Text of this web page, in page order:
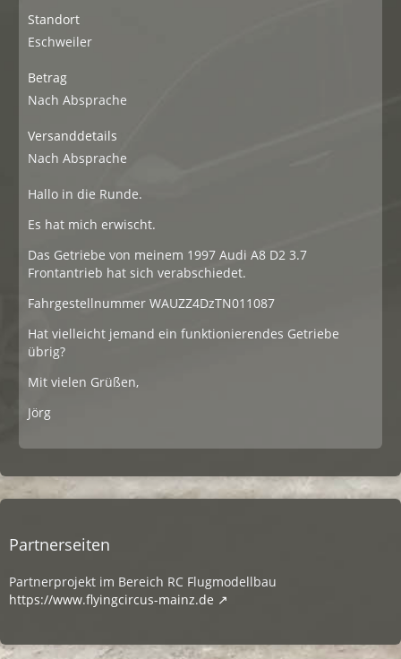
Standort
Eschweiler
Betrag
Nach Absprache
Versanddetails
Nach Absprache
Hallo in die Runde.
Es hat mich erwischt.
Das Getriebe von meinem 1997 Audi A8 D2 3.7
Frontantrieb hat sich verabschiedet.
Fahrgestellnummer WAUZZ4DzTN011087
Hat vielleicht jemand ein funktionierendes Getriebe
übrig?
Mit vielen Grüßen,
Jörg
Partnerseiten
Partnerprojekt im Bereich RC Flugmodellbau
https://www.flyingcircus-mainz.de